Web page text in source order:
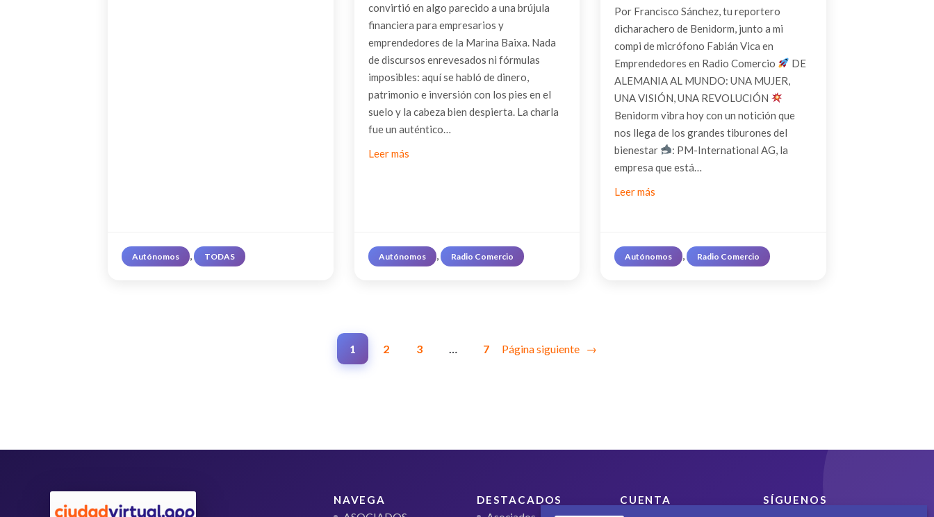
Autónomos , TODAS
convirtió en algo parecido a una brújula
financiera para empresarios y
emprendedores de la Marina Baixa. Nada
de discursos enrevesados ni fórmulas
imposibles: aquí se habló de dinero,
patrimonio e inversión con los pies en el
suelo y la cabeza bien despierta. La charla
fue un auténtico…
Leer más
Autónomos , Radio Comercio
Por Francisco Sánchez, tu reportero
dicharachero de Benidorm, junto a mi
compi de micrófono Fabián Vica en
Emprendedores en Radio Comercio
DE
ALEMANIA AL MUNDO: UNA MUJER,
UNA VISIÓN, UNA REVOLUCIÓN
Benidorm vibra hoy con un notición que
nos llega de los grandes tiburones del
bienestar
: PM-International AG, la
empresa que está…
Leer más
Autónomos , Radio Comercio
1 2 3 7 Página siguiente →
NAVEGA
DESTACADOS
CUENTA
SÍGUENOS